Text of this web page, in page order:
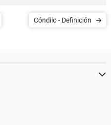
Cóndilo - Definición